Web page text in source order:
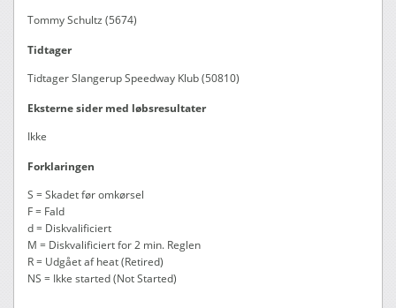
Tommy Schultz (5674)
Tidtager
Tidtager Slangerup Speedway Klub (50810)
Eksterne sider med løbsresultater
Ikke
Forklaringen
S = Skadet før omkørsel
F = Fald
d = Diskvalificiert
M = Diskvalificiert for 2 min. Reglen
R = Udgået af heat (Retired)
NS = Ikke started (Not Started)